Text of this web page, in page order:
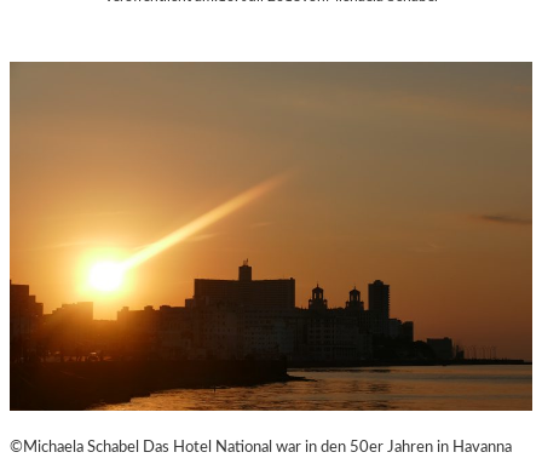
©Michaela Schabel Das Hotel National war in den 50er Jahren in Havanna